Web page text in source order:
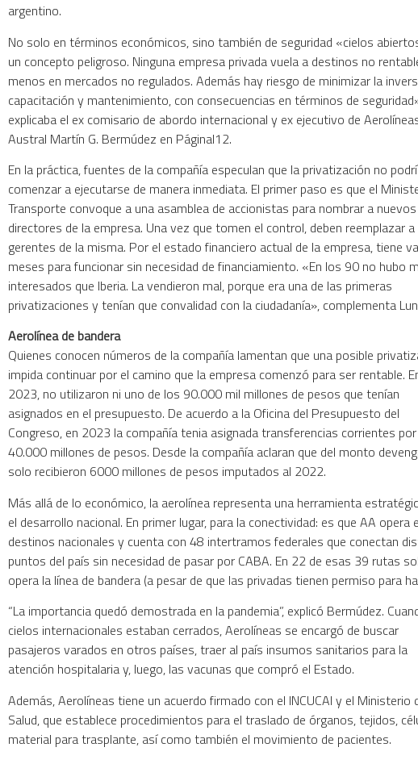
argentino.
No solo en términos económicos, sino también de seguridad «cielos
un concepto peligroso. Ninguna empresa privada vuela a destinos no
menos en mercados no regulados. Además hay riesgo de minimizar la
capacitación y mantenimiento, con consecuencias en términos de
explicaba el ex comisario de abordo internacional y ex ejecutivo de
Austral Martín G. Bermúdez en PáginaI12.
En la práctica, fuentes de la compañía especulan que la privatización no
comenzar a ejecutarse de manera inmediata. El primer paso es que el
Transporte convoque a una asamblea de accionistas para nombrar a nuevos
directores de la empresa. Una vez que tomen el control, deben reemplazar
gerentes de la misma. Por el estado financiero actual de la empresa, tiene
meses para funcionar sin necesidad de financiamiento. «En los 90 no hubo
interesados que Iberia. La vendieron mal, porque era una de las primeras
privatizaciones y tenían que convalidad con la ciudadanía», complementa
Aerolínea de bandera
Quienes conocen números de la compañía lamentan que una posible
impida continuar por el camino que la empresa comenzó para ser rentable.
2023, no utilizaron ni uno de los 90.000 mil millones de pesos que tenían
asignados en el presupuesto. De acuerdo a la Oficina del Presupuesto del
Congreso, en 2023 la compañía tenia asignada transferencias corrientes por
40.000 millones de pesos. Desde la compañía aclaran que del monto
solo recibieron 6000 millones de pesos imputados al 2022.
Más allá de lo económico, la aerolínea representa una herramienta
el desarrollo nacional. En primer lugar, para la conectividad: es que AA opera
destinos nacionales y cuenta con 48 intertramos federales que conectan
puntos del país sin necesidad de pasar por CABA. En 22 de esas 39 rutas
opera la línea de bandera (a pesar de que las privadas tienen permiso para
“La importancia quedó demostrada en la pandemia”, explicó Bermúdez.
cielos internacionales estaban cerrados, Aerolíneas se encargó de buscar
pasajeros varados en otros países, traer al país insumos sanitarios para la
atención hospitalaria y, luego, las vacunas que compró el Estado.
Además, Aerolíneas tiene un acuerdo firmado con el INCUCAI y el Ministerio
Salud, que establece procedimientos para el traslado de órganos, tejidos,
material para trasplante, así como también el movimiento de pacientes.